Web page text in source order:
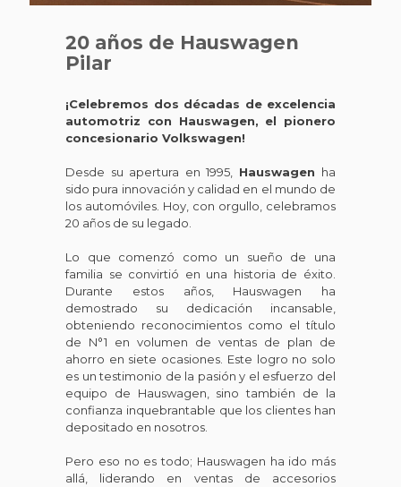
20 años de Hauswagen
Pilar
¡Celebremos dos décadas de excelencia
automotriz con Hauswagen, el pionero
concesionario Volkswagen!
Desde su apertura en 1995, Hauswagen ha
sido pura innovación y calidad en el mundo de
los automóviles. Hoy, con orgullo, celebramos
20 años de su legado.
Lo que comenzó como un sueño de una
familia se convirtió en una historia de éxito.
Durante estos años, Hauswagen ha
demostrado su dedicación incansable,
obteniendo reconocimientos como el título
de N°1 en volumen de ventas de plan de
ahorro en siete ocasiones. Este logro no solo
es un testimonio de la pasión y el esfuerzo del
equipo de Hauswagen, sino también de la
confianza inquebrantable que los clientes han
depositado en nosotros.
Pero eso no es todo; Hauswagen ha ido más
allá, liderando en ventas de accesorios